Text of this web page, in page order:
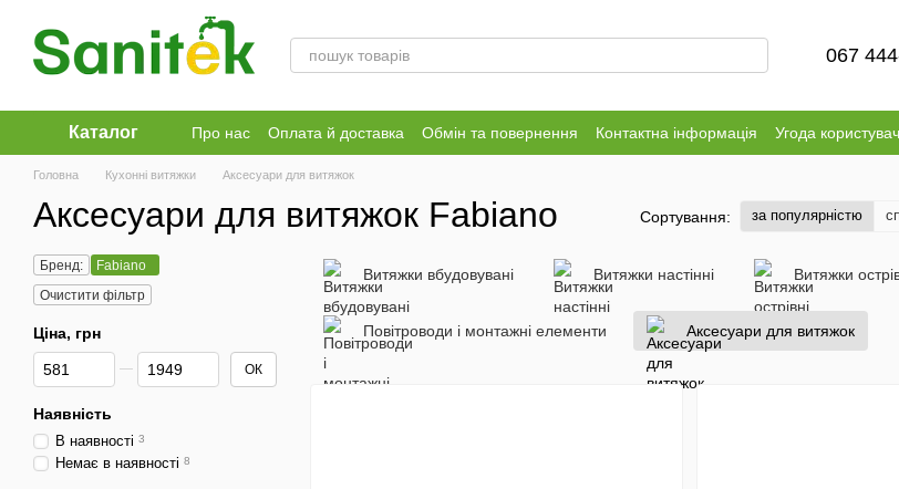
Перейти до основного контенту
067
Каталог Про нас Оплата й доставка Обмін та повернення Контактна інформація Угода
Головна Кухонні витяжки Аксесуари для витяжок
Аксесуари для витяжок Fabiano Сортування: за популярністю
Витяжки вбудовувані Витяжки настінні Витяжки
Повітроводи і монтажні елементи Аксесуари для витяжок
Бренд:
Fabiano
Очистити фільтр
Ціна, грн
Від Ціна, грн
До Ціна, грн ОК
Наявність
В наявності 3
Немає в наявності 8